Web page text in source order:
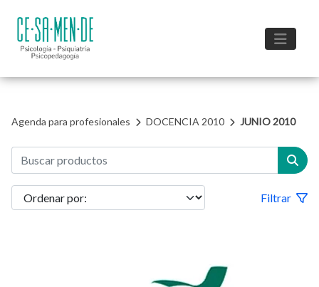
Agenda para profesionales DOCENCIA 2010 JUNIO 2010
Filtrar